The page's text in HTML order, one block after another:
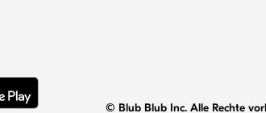
© Blub Blub Inc. Alle Rechte